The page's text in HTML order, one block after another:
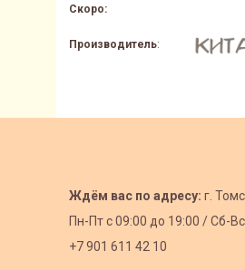
Скоро:
Производитель:
Ждём вас по адресу: г.
Пн-Пт с09:00 до 19:00 /Сб-
+7 901 611 42 10